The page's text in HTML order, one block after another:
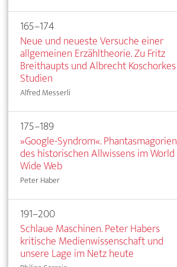
165–174
Neue und neueste Versuche einer
allgemeinen Erzähltheorie. Zu Fritz
Breithaupts und Albrecht Koschorkes
Studien
Alfred Messerli
175–189
»Google-Syndrom«. Phantasmagorien
des historischen Allwissens im World
Wide Web
Peter Haber
191–200
Schlaue Maschinen. Peter Habers
kritische Medienwissenschaft und
unsere Lage im Netz heute